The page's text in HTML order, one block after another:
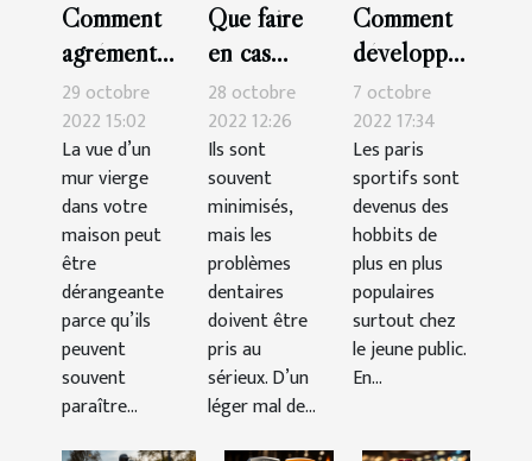
Comment
agrémenter
sa
décoration
murale ?
29 octobre
2022 15:02
La vue d’un
mur vierge
dans votre
maison peut
être
dérangeante
parce qu’ils
peuvent
souvent
paraître...
Que faire
en cas
d’urgence
dentaire ?
28 octobre
2022 12:26
Ils sont
souvent
minimisés,
mais les
problèmes
dentaires
doivent être
pris au
sérieux. D’un
léger mal de...
Comment
développer
sa
technique
pour
gagner
dans les
paris
sportifs ?
7 octobre
2022 17:34
Les paris
sportifs sont
devenus des
hobbits de
plus en plus
populaires
surtout chez
le jeune public.
En...